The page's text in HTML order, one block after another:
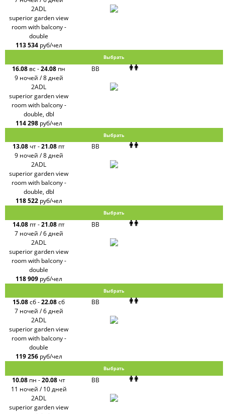
2ADL
superior garden view
room with balcony -
double
113 534 руб/чел
Выбрать
16.08 вс-24.08 пн
9 ночей / 8 дней
BB
2ADL
superior garden view
room with balcony -
double, dbl
114 298 руб/чел
Выбрать
13.08 чт-21.08 пт
9 ночей / 8 дней
BB
2ADL
superior garden view
room with balcony -
double, dbl
118 522 руб/чел
Выбрать
14.08 пт-21.08 пт
7 ночей / 6 дней
BB
2ADL
superior garden view
room with balcony -
double
118 909 руб/чел
Выбрать
15.08сб-22.08сб
7 ночей / 6 дней
BB
2ADL
superior garden view
room with balcony -
double
119 256 руб/чел
Выбрать
10.08 пн -20.08 чт
11 ночей / 10 дней
BB
2ADL
superior garden view